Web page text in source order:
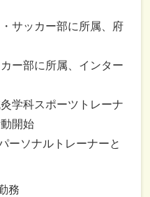
サッカー部に所属、府
ー部に所属、インター
学科スポーツトレーナ
開始
ーソナルトレーナーと
務